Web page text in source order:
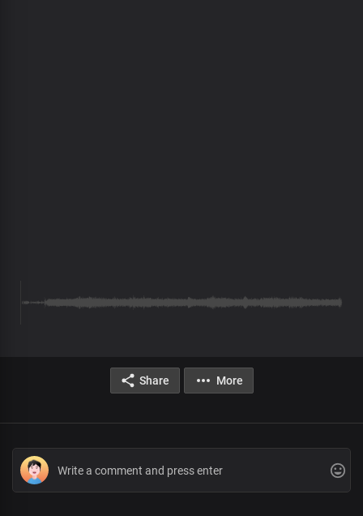
Share More